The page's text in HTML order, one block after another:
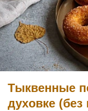
Тыквенные
духовке (без